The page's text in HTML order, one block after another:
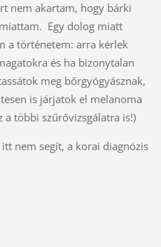
nem akartam, hogy bárki
Egy dolog miatt
a történetem: arra kérlek
és ha bizonytalan
meg bőrgyógyásznak,
is járjatok el melanoma
a többi szűrővizsgálatra is!)
nem segít, a korai diagnózis